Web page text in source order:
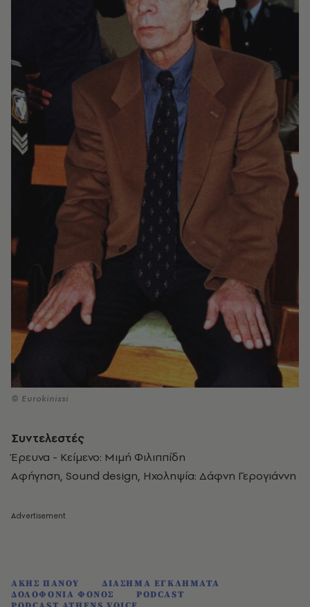
© Eurokinissi
Συντελεστές
Έρευνα - Κείμενο: Μιμή Φιλιππίδη
Αφήγηση, Sound design, Ηχοληψία: Δάφνη Γερογιάννη
ΑΚΗΣ ΠΑΝΟΥ
ΔΙΑΣΗΜΑ ΕΓΚΛΗΜΑΤΑ
ΔΟΛΟΦΟΝΙΑ ΦΟΝΟΣ
PODCAST